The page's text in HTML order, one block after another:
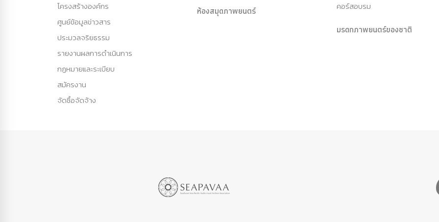
โครงสร้างองค์กร
ศูนย์ข้อมูลข่าวสาร
ประมวลจริยธรรม
รายงานผลการดำเนินการ
กฏหมายและระเบียบ
สมัครงาน
จัดซื้อจัดจ้าง
ห้องสมุดภาพยนตร์
คอร์สอบรม
มรดกภาพยนตร์ของชาติ